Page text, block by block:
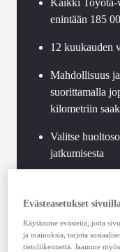
enintään 185
12 kuukauden
Mahdollisuus
suorittamalla
kilometriin
Valitse
jatkumisesta
tekninen
Toyota-
Evästeasetukset
Käytämme evästeitä, jotta
ja mainoksia, tarjota
tietoliikennettä. Jaamme